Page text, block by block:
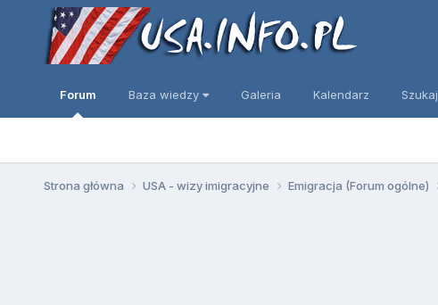
Forum Baza wiedzy Galeria Kalendarz Szukaj
Strona główna USA - wizy imigracyjne Emigracja (Forum ogólne)